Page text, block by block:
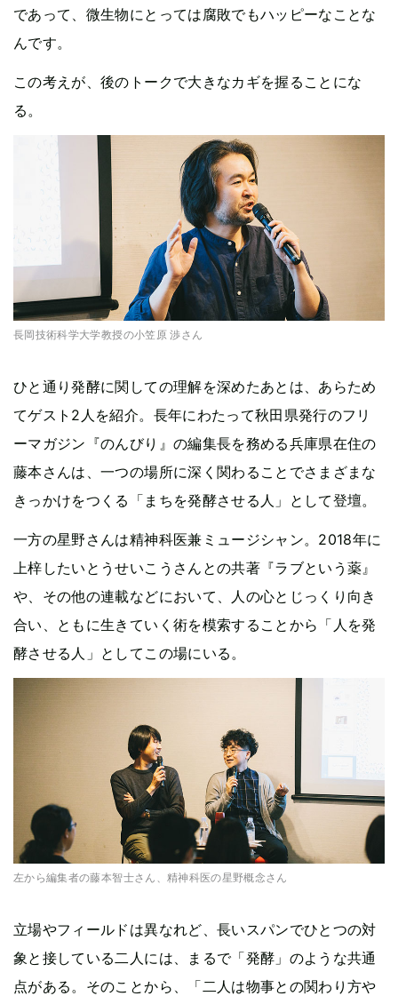
であって、微生物にとっては腐敗でもハッピーなことな
んです。
この考えが、後のトークで大きなカギを握ることにな
る。
長岡技術科学大学教授の小笠原 渉さん
ひと通り発酵に関しての理解を深めたあとは、あらため
てゲスト2人を紹介。長年にわたって秋田県発行のフリ
ーマガジン『のんびり』の編集長を務める兵庫県在住の
藤本さんは、一つの場所に深く関わることでさまざまな
きっかけをつくる「まちを発酵させる人」として登壇。
一方の星野さんは精神科医兼ミュージシャン。2018年に
上梓したいとうせいこうさんとの共著『ラブという薬』
や、その他の連載などにおいて、人の心とじっくり向き
合い、ともに生きていく術を模索することから「人を発
酵させる人」としてこの場にいる。
左から編集者の藤本智士さん、精神科医の星野概念さん
立場やフィールドは異なれど、長いスパンでひとつの対
象と接している二人には、まるで「発酵」のような共通
点がある。そのことから、「二人は物事との関わり方や